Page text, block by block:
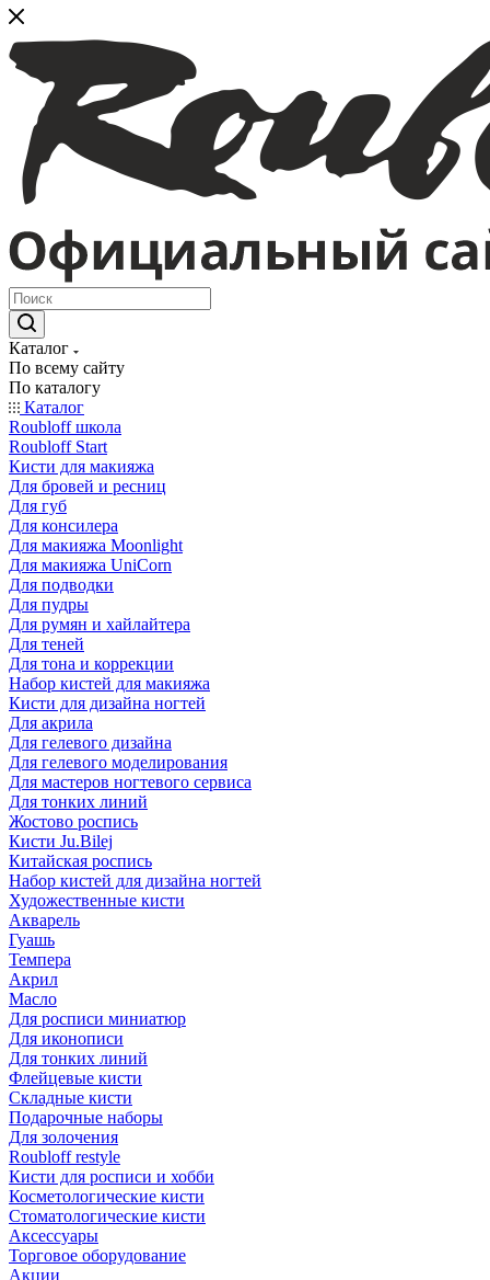
Каталог
По всему сайту
По каталогу
Каталог
Roubloff школа
Roubloff Start
Кисти для макияжа
Для бровей и ресниц
Для губ
Для консилера
Для макияжа Moonlight
Для макияжа UniCorn
Для подводки
Для пудры
Для румян и хайлайтера
Для теней
Для тона и коррекции
Набор кистей для макияжа
Кисти для дизайна ногтей
Для акрила
Для гелевого дизайна
Для гелевого моделирования
Для мастеров ногтевого сервиса
Для тонких линий
Жостово роспись
Кисти Ju.Bilej
Китайская роспись
Набор кистей для дизайна ногтей
Художественные кисти
Акварель
Гуашь
Темпера
Акрил
Масло
Для росписи миниатюр
Для иконописи
Для тонких линий
Флейцевые кисти
Складные кисти
Подарочные наборы
Для золочения
Roubloff restyle
Кисти для росписи и хобби
Косметологические кисти
Стоматологические кисти
Аксессуары
Торговое оборудование
Акции